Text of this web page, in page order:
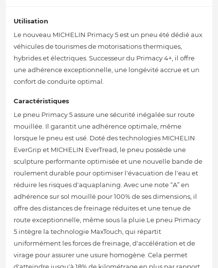
Utilisation
Le nouveau MICHELIN Primacy 5 est un pneu été dédié aux
véhicules de tourismes de motorisations thermiques,
hybrides et électriques. Successeur du Primacy 4+, il offre
une adhérence exceptionnelle, une longévité accrue et un
confort de conduite optimal.
Caractéristiques
Le pneu Primacy 5 assure une sécurité inégalée sur route
mouillée. Il garantit une adhérence optimale, même
lorsque le pneu est usé. Doté des technologies MICHELIN
EverGrip et MICHELIN EverTread, le pneu possède une
sculpture performante optimisée et une nouvelle bande de
roulement durable pour optimiser l'évacuation de l'eau et
réduire les risques d'aquaplaning. Avec une note “A” en
adhérence sur sol mouillé pour 100% de ses dimensions, il
offre des distances de freinage réduites et une tenue de
route exceptionnelle, même sous la pluie.Le pneu Primacy
5 intègre la technologie MaxTouch, qui répartit
uniformément les forces de freinage, d'accélération et de
virage pour assurer une usure homogène. Cela permet